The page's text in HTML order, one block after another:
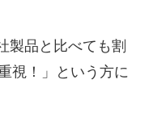
製品と比べても割
視！」という方に